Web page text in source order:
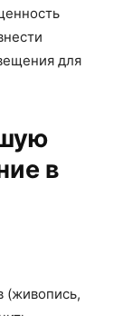
для
в
(живопись,